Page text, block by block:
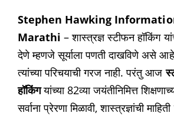
Stephen Hawking
Marathi – शास्त्रज्ञ स्टीफन हॉकिंग
देणे म्हणजे सूर्याला पणती दाखविणे असे
त्यांच्या परिचयाची गरज नाही. परंतु आज
हॉकिंगयांच्या 82व्या जयंतीनिमित्त
सर्वाना प्रेरणा मिळावी, शास्त्रज्ञांची माहिती